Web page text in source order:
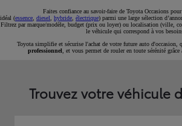
Faites confiance au savoir-faire de Toyota Occasions
idéal (essence diesel hybride électrique) parmi une large sélection
Filtrez par marque/modèle, budget (prix ou loyer) ou localisation (ville,
le véhicule qui correspond à vos
Toyota simplifie et sécurise l'achat de votre future auto d'occasion,
professionnel , et vous permet de rouler en toute sérénité grâce
Trouvez votre véhicule